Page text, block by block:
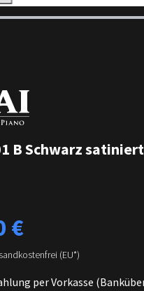
B Schwarz
€
(EU*)
per Vorkasse